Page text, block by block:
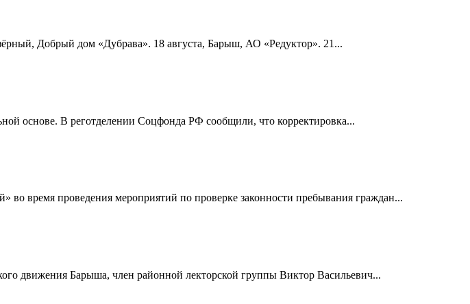
Добрый дом «Дубрава». 18 августа, Барыш, АО «Редуктор». 21...
основе. В реготделении Соцфонда РФ сообщили, что корректировка...
время проведения мероприятий по проверке законности пребывания граждан...
движения Барыша, член районной лекторской группы Виктор Васильевич...